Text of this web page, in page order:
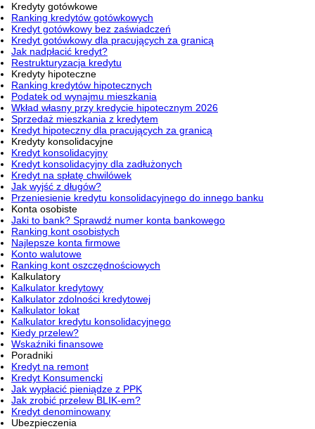
Kredyty gotówkowe
Ranking kredytów gotówkowych
Kredyt gotówkowy bez zaświadczeń
Kredyt gotówkowy dla pracujących za granicą
Jak nadpłacić kredyt?
Restrukturyzacja kredytu
Kredyty hipoteczne
Ranking kredytów hipotecznych
Podatek od wynajmu mieszkania
Wkład własny przy kredycie hipotecznym 2026
Sprzedaż mieszkania z kredytem
Kredyt hipoteczny dla pracujących za granicą
Kredyty konsolidacyjne
Kredyt konsolidacyjny
Kredyt konsolidacyjny dla zadłużonych
Kredyt na spłatę chwilówek
Jak wyjść z długów?
Przeniesienie kredytu konsolidacyjnego do innego banku
Konta osobiste
Jaki to bank? Sprawdź numer konta bankowego
Ranking kont osobistych
Najlepsze konta firmowe
Konto walutowe
Ranking kont oszczędnościowych
Kalkulatory
Kalkulator kredytowy
Kalkulator zdolności kredytowej
Kalkulator lokat
Kalkulator kredytu konsolidacyjnego
Kiedy przelew?
Wskaźniki finansowe
Poradniki
Kredyt na remont
Kredyt Konsumencki
Jak wypłacić pieniądze z PPK
Jak zrobić przelew BLIK-em?
Kredyt denominowany
Ubezpieczenia